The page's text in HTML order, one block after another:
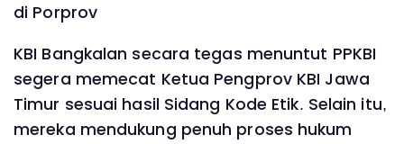
di Porprov
KBI Bangkalan secara tegas menuntut PPKBI
segera memecat Ketua Pengprov KBI Jawa
Timur sesuai hasil Sidang Kode Etik. Selain itu,
mereka mendukung penuh proses hukum